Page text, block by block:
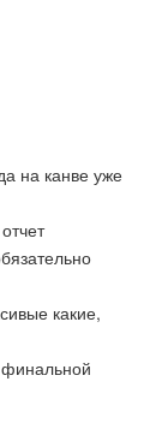
на канве уже
какие,